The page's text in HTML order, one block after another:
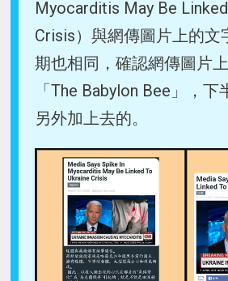
Myocarditis May Be
Crisis）與網傳圖片上的文
期也相同，確認網傳圖片
「The Babylon Bee」，
另外加上去的。